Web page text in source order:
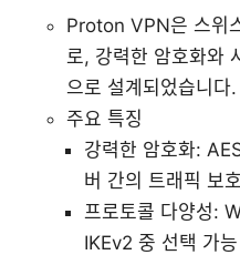
Proton VPN은 스위
로, 강력한 암호화와
으로 설계되었습니다.
주요 특징
강력한 암호화:
버 간의 트래픽 보호
프로토콜 다양성:
IKEv2 중 선택 가능